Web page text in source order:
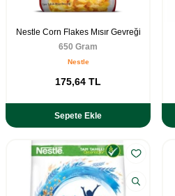
Nestle Corn Flakes Mısır Gevreği
650 Gram
Nestle
175,64 TL
Sepete Ekle